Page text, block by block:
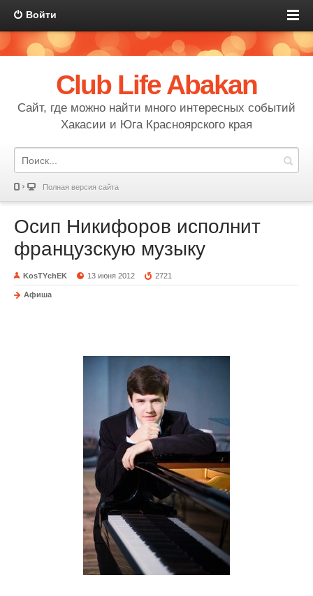
Войти
Club Life Abakan
Сайт, где можно найти много интересных событий
Хакасии и Юга Красноярского края
Полная версия сайта
Осип Никифоров исполнит
французскую музыку
KosTYchEK 13 июня 2012 2721
Афиша